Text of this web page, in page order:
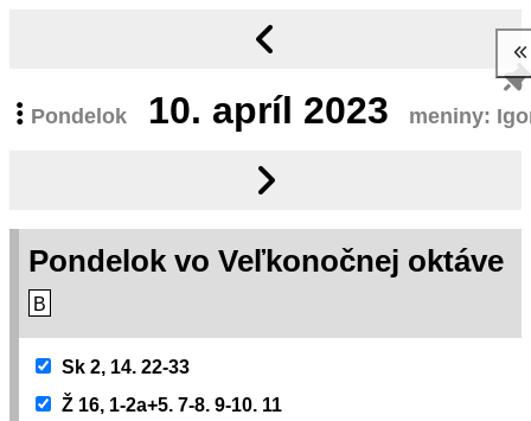
Pondelok 10. apríl 2023 meniny:
Pondelok vo Veľkonočnej oktáve
B
Sk 2, 14. 22-33
Ž 16, 1-2a+5. 7-8. 9-10. 11